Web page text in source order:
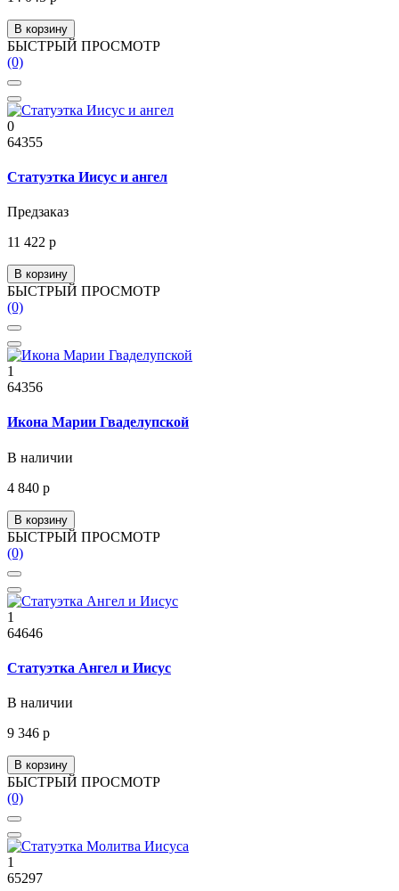
В корзину
БЫСТРЫЙ ПРОСМОТР
(0)
0
64355
Статуэтка Иисус и ангел
Предзаказ
11 422 р
В корзину
БЫСТРЫЙ ПРОСМОТР
(0)
1
64356
Икона Марии Гваделупской
В наличии
4 840 р
В корзину
БЫСТРЫЙ ПРОСМОТР
(0)
1
64646
Статуэтка Ангел и Иисус
В наличии
9 346 р
В корзину
БЫСТРЫЙ ПРОСМОТР
(0)
1
65297